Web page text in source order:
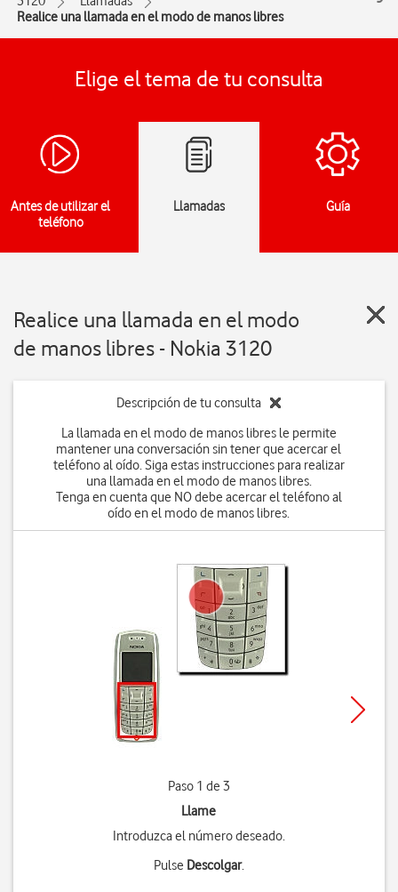
Realice una llamada en el modo de manos libres
Elige el tema de tu consulta
Antes de utilizar el
teléfono
Llamadas Guía
Realice una llamada en el modo
de manos libres - Nokia 3120
Descripción de tu consulta
La llamada en el modo de manos libres le permite
mantener una conversación sin tener que acercar el
teléfono al oído. Siga estas instrucciones para realizar
una llamada en el modo de manos libres.
Tenga en cuenta que NO debe acercar el teléfono al
oído en el modo de manos libres.
Paso 1 de 3
Llame
Introduzca el número deseado.
Pulse Descolgar.